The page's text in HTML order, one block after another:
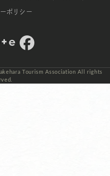
ポリシー
Facebook
Tourism Association All rights